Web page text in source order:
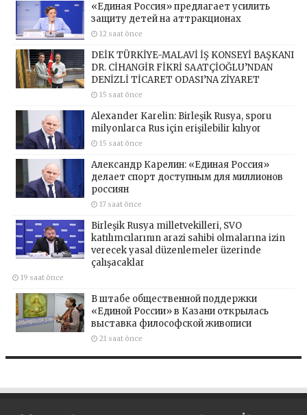
«Единая Россия» предлагает усилить
защиту детей на аттракционах
12 saat önce
DEİK TÜRKİYE-MALAVİ İŞ KONSEYİ BAŞKANI
DR. CİHANGİR FİKRİ SAATÇİOĞLU’NDAN
DENİZLİ TİCARET ODASI’NA ZİYARET
15 saat önce
Alexander Karelin: Birleşik Rusya, sporu
milyonlarca Rus için erişilebilir kılıyor
15 saat önce
Александр Карелин: «Единая Россия»
делает спорт доступным для миллионов
россиян
17 saat önce
Birleşik Rusya milletvekilleri, SVO
katılımcılarının arazi sahibi olmalarına izin
verecek yasal düzenlemeler üzerinde
çalışacaklar
19 saat önce
В штабе общественной поддержки
«Единой России» в Казани открылась
выставка философской живописи
21 saat önce